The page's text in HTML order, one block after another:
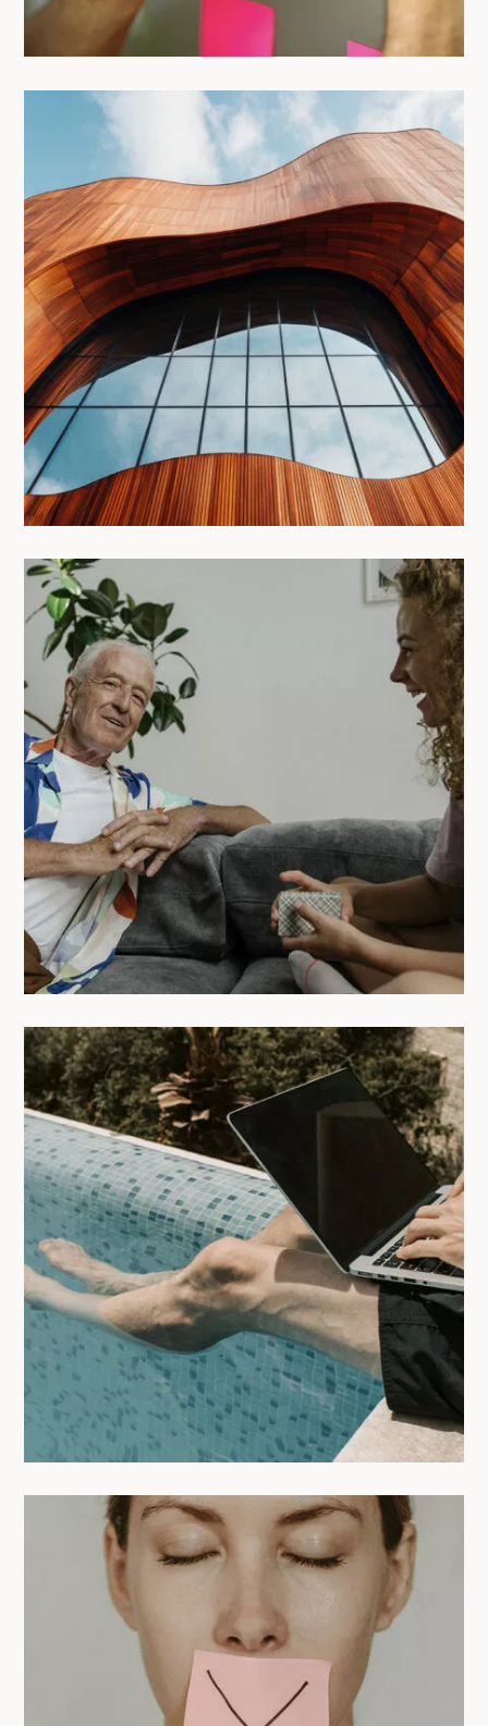
Le coliving : menace ou opportunité
pour les villes ?
12/05/2025
Coliving intergénérationnel : la
07/05/2025
Top 10 des coliving en Europe avec
coworking intégré
06/05/2025
Coliving : ce que tu crois savoir… et la
vérité qui va tout changer !